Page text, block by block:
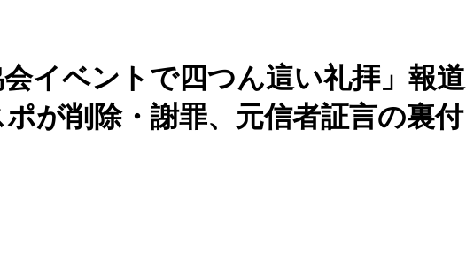
イベントで四つん這い礼拝」報道
が削除・謝罪、元信者証言の裏付